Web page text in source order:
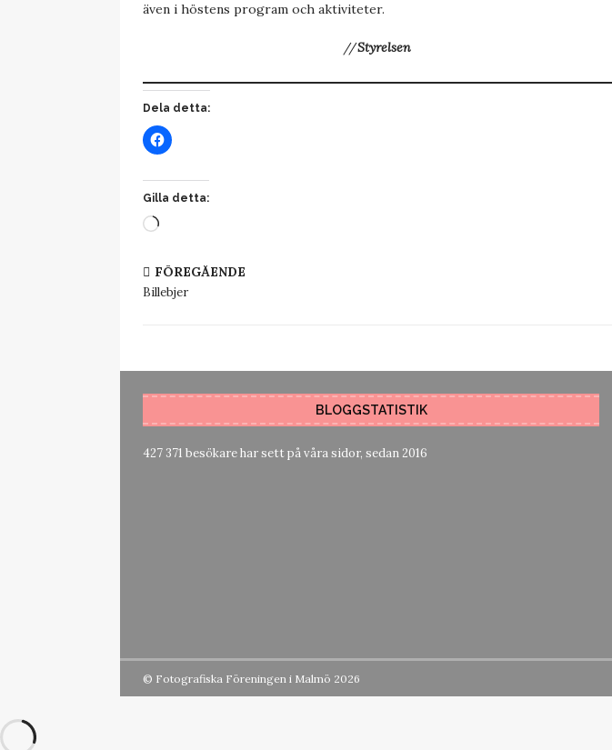
även i höstens program och aktiviteter.
//Styrelsen
Dela detta:
Gilla detta:
FÖREGÅENDE
Billebjer
BLOGGSTATISTIK
427 371 besökare har sett på våra sidor, sedan 2016
© Fotografiska Föreningen i Malmö 2026